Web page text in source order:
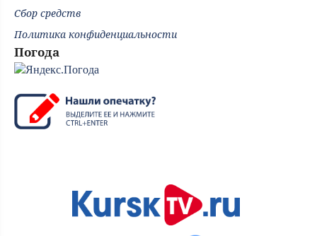
Сбор средств
Политика конфиденциальности
Погода